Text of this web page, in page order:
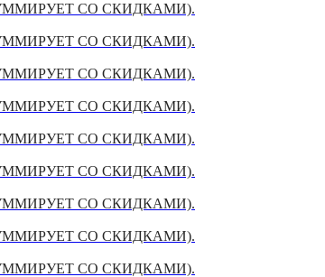
СО СКИДКАМИ).
СО СКИДКАМИ).
СО СКИДКАМИ).
СО СКИДКАМИ).
СО СКИДКАМИ).
СО СКИДКАМИ).
СО СКИДКАМИ).
СО СКИДКАМИ).
СО СКИДКАМИ).